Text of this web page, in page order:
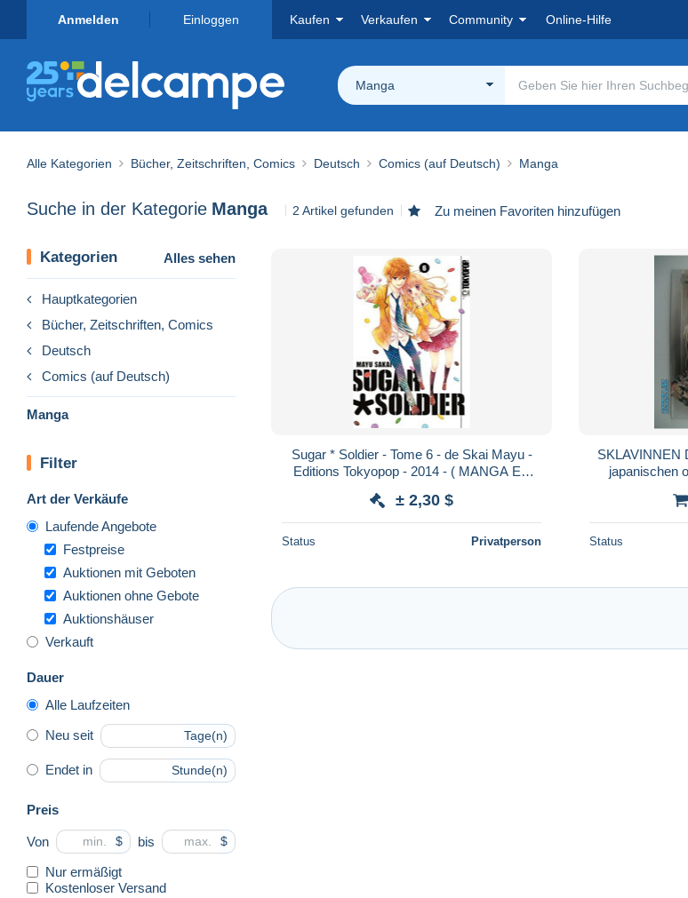
Anmelden Einloggen Kaufen Verkaufen Community Online-Hilfe
Manga
Alle Kategorien Bücher, Zeitschriften, Comics Deutsch Comics (auf Deutsch) Manga
Suche in der Kategorie Manga 2 Artikel gefunden Zu meinen Favoriten hinzufügen
Kategorien Alles sehen
Hauptkategorien
Bücher, Zeitschriften, Comics
Deutsch
Comics (auf Deutsch)
Manga
Filter
Art der Verkäufe
Laufende Angebote
Festpreise
Auktionen mit Geboten
Auktionen ohne Gebote
Auktionshäuser
Verkauft
Dauer
Alle Laufzeiten
Neu seit Tage(n)
Endet in Stunde(n)
Preis
Von $ bis $
Nur ermäßigt
Kostenloser Versand
Sugar * Soldier - Tome 6 - de Skai Mayu -
Editions Tokyopop - 2014 - ( MANGA EN
± 2,30 $
Status Privatperson
SKLAVINNEN
japanischen
Status